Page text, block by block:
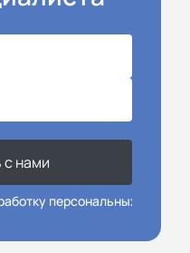
нами
персональных